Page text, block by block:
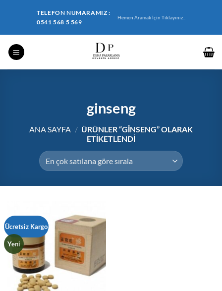
TELEFON NUMARAMIZ :
0541 568 5 569
Hemen Aramak İçin Tıklayınız..
ginseng
ANA SAYFA / ÜRÜNLER “GINSENG” OLARAK
ETIKETLENDI
Ücretsiz Kargo
Yeni